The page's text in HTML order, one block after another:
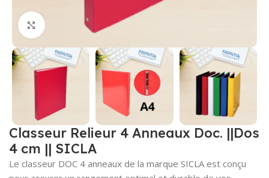
Cliquez pour agrandir
Classeur Relieur 4 Anneaux Doc. ||Dos
4 cm || SICLA
Le classeur DOC 4 anneaux de la marque SICLA est conçu